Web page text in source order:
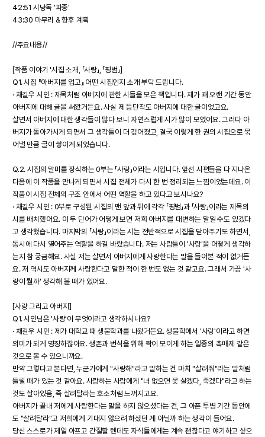
42:51 시낭독 '파종'
43:30 마무리 & 향후 계획
//주요내용//
[작품 이야기 '시집 소개, 「사랑」, 「평범」]
Q1. 시집 『아버지를 업고』 어떤 시집인지 소개 부탁 드립니다.
· 채길우 시인 : 제목처럼 아버지에 관한 시들을 모은 책입니다. 제가 꽤 오랜 기간 동안
아버지에 대해 글을 써왔거든요. 사실 제 등단작도 아버지에 대한 글이었고요.
살면서 아버지에 대한 생각들이 많다 보니 자연스럽게 시가 많이 모였어요. 그러다 아
버지가 돌아가시게 되면서 그 생각들이 더 깊어졌고, 결국 이렇게 한 권의 시집으로 묶
어낼 만큼 글이 쌓이게 되었습니다.
Q.2. 시집의 말미를 장식하는 0부는 「사랑」이라는 시입니다. 앞선 시편들을 다 지나온
다음에 이 작품을 만나게 되면서 시집 전체가 다시 한 번 정리되는 느낌이었는데요. 이
작품이 시집 전체의 구조 안에서 어떤 역할을 하고 있다고 보시나요?
· 채길우 시인 : 0부로 구성된 시집의 맨 앞과 뒤에 각각 「평범」과 「사랑」이라는 제목의
시를 배치했어요. 이 두 단어가 어떻게 보면 저희 아버지를 대변하는 말일 수도 있겠다
고 생각했습니다. 마지막의 「사랑」이라는 시는 전반적으로 시집을 닫아주기도 하면서,
동시에 다시 열어주는 역할을 하길 바랐습니다. 저는 사람들이 '사랑'을 어떻게 생각하
는지 참 궁금해요. 사실 저는 살면서 아버지에게 사랑한다는 말을 들어본 적이 없거든
요. 저 역시도 아버지께 사랑한다고 말한 적이 한 번도 없는 것 같고요. 그래서 가끔 '사
랑이 뭘까' 생각해 볼 때가 있어요.
[사랑 그리고 아버지]
Q1. 시인님은 '사랑'이 무엇이라고 생각하시나요?
· 채길우 시인 : 제가 대학교 때 생물학과를 나왔거든요. 생물학에서 '사랑'이라고 하면
의미가 되게 명징하잖아요. 생존과 번식을 위해 짝이 모이게 하는 일종의 촉매제 같은
것으로 볼 수 있으니까요.
만약 그렇다고 본다면, 누군가에게 "사랑해"라고 말하는 건 마치 "살려줘"라는 말처럼
들릴 때가 있는 것 같아요. 사랑하는 사람에게 "너 없으면 못 살겠다, 죽겠다"라고 하는
것도 살아있음, 즉 살려달라는 호소처럼 느껴지고요.
아버지가 끝내 저에게 사랑한다는 말을 하지 않으셨다는 건, 그 아픈 투병 기간 동안에
도 "살려달라"고 저희에게 기대지 않으려 하셨던 게 아닐까 하는 생각이 들어요.
당신 스스로가 제일 아프고 간절할 텐데도 자식들에게는 계속 괜찮다고 얘기하고 싶으